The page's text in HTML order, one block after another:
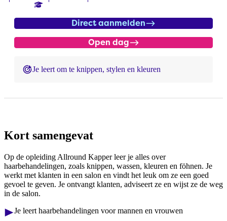
Direct aanmelden
Open dag
Je leert om te knippen, stylen en kleuren
Kort samengevat
Op de opleiding Allround Kapper leer je alles over
haarbehandelingen, zoals knippen, wassen, kleuren en föhnen. Je
werkt met klanten in een salon en vindt het leuk om ze een goed
gevoel te geven. Je ontvangt klanten, adviseert ze en wijst ze de weg
in de salon.
Je leert haarbehandelingen voor mannen en vrouwen